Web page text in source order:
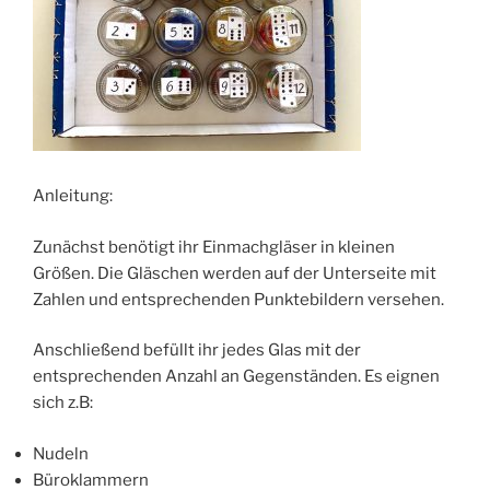
Anleitung:
Zunächst benötigt ihr Einmachgläser in kleinen
Größen. Die Gläschen werden auf der Unterseite mit
Zahlen und entsprechenden Punktebildern versehen.
Anschließend befüllt ihr jedes Glas mit der
entsprechenden Anzahl an Gegenständen. Es eignen
sich z.B:
Nudeln
Büroklammern